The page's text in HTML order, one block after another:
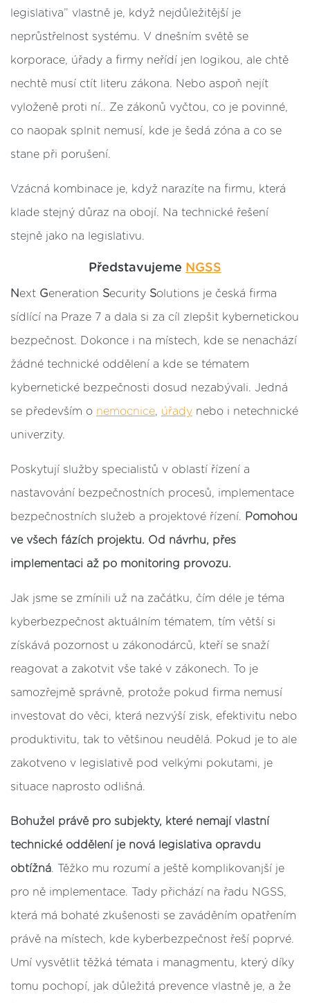
legislativa” vlastně je, když nejdůležitější je
neprůstřelnost systému. V dnešním světě se
korporace, úřady a firmy neřídí jen logikou, ale chtě
nechtě musí ctít literu zákona. Nebo aspoň nejít
vyloženě proti ní.. Ze zákonů vyčtou, co je povinné,
co naopak splnit nemusí, kde je šedá zóna a co se
stane při porušení.
Vzácná kombinace je, když narazíte na firmu, která
klade stejný důraz na obojí. Na technické řešení
stejně jako na legislativu.
Představujeme NGSS
Next Generation Security Solutions je česká firma
sídlící na Praze 7 a dala si za cíl zlepšit kybernetickou
bezpečnost. Dokonce i na místech, kde se nenachází
žádné technické oddělení a kde se tématem
kybernetické bezpečnosti dosud nezabývali. Jedná
se především o nemocnice, úřady nebo i netechnické
univerzity.
Poskytují služby specialistů v oblastí řízení a
nastavování bezpečnostních procesů, implementace
bezpečnostních služeb a projektové řízení. Pomohou
ve všech fázích projektu. Od návrhu, přes
implementaci až po monitoring provozu.
Jak jsme se zmínili už na začátku, čím déle je téma
kyberbezpečnost aktuálním tématem, tím větší si
získává pozornost u zákonodárců, kteří se snaží
reagovat a zakotvit vše také v zákonech. To je
samozřejmě správně, protože pokud firma nemusí
investovat do věci, která nezvýší zisk, efektivitu nebo
produktivitu, tak to většinou neudělá. Pokud je to ale
zakotveno v legislativě pod velkými pokutami, je
situace naprosto odlišná.
Bohužel právě pro subjekty, které nemají vlastní
technické oddělení je nová legislativa opravdu
obtížná. Těžko mu rozumí a ještě komplikovanjší je
pro ně implementace. Tady přichází na řadu NGSS,
která má bohaté zkušenosti se zaváděním opatřením
právě na místech, kde kyberbezpečnost řeší poprvé.
Umí vysvětlit těžká témata i managmentu, který díky
tomu pochopí, jak důležitá prevence vlastně je, a že